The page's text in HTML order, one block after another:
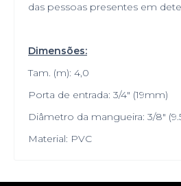
das pessoas presentes em
Dimensões:
Tam. (m): 4,0
Porta de entrada: 3/4" (19mm)
Diâmetro da mangueira: 3/8"
Material: PVC